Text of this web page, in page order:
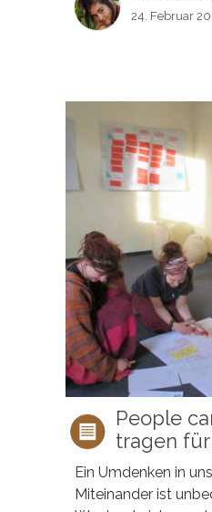
24. Februar
People
tragen
Ein Umdenken in
Miteinander ist